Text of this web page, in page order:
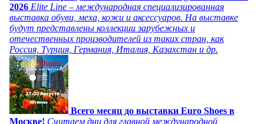
2026 Elite Line – международная специализированная
выставка обуви, меха, кожи и аксессуаров. На выставке
будут представлены коллекции зарубежных и
отечественных производителей из таких стран, как
Россия, Турция, Германия, Италия, Казахстан и др.
Всего месяц до выставки Euro Shoes в
Москве! Считаем дни для главной международной